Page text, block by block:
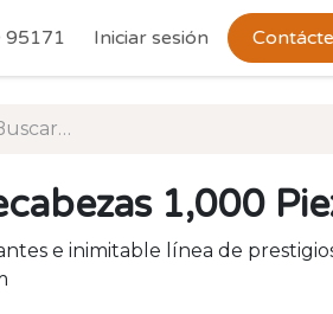
Iniciar sesión
1,000
e inimitable línea de